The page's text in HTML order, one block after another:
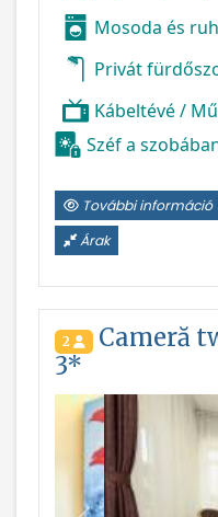
Mosoda és
Privát
Kábeltévé /
Széf a
További információ
Árak
2
Cameră
3*